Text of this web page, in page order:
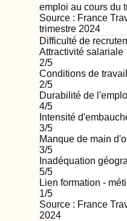
emploi au cours du
Source : France
trimestre 2024
Difficulté de
Attractivité salariale
2/5
Conditions de travail
2/5
Durabilité de
4/5
Intensité
3/5
Manque de main
3/5
Inadéquation
5/5
Lien formation -
1/5
Source : France
2024